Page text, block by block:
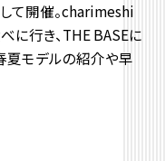
て開催。charimeshi
に行き、THE BASEに
夏モデルの紹介や早